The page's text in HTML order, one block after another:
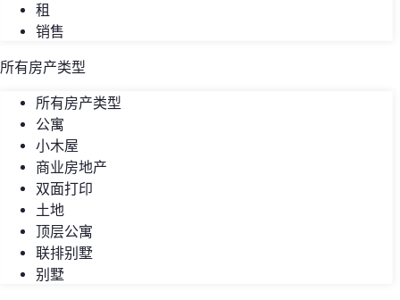
租
销售
所有房产类型
所有房产类型
公寓
小木屋
商业房地产
双面打印
土地
顶层公寓
联排别墅
别墅